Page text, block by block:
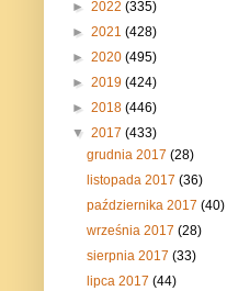
► 2022 (335)
► 2021 (428)
► 2020 (495)
► 2019 (424)
► 2018 (446)
▼ 2017 (433)
grudnia 2017(28)
listopada 2017(36)
października 2017(40)
września 2017(28)
sierpnia 2017(33)
lipca 2017(44)